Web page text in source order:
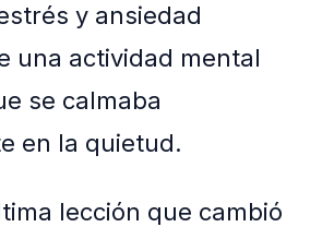
y ansiedad
una actividad mental
se calmaba
en la quietud.
lección que cambió